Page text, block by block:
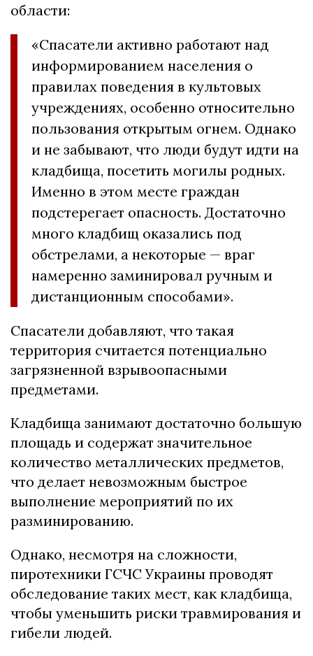
области:
«Спасатели активно работают над
информированием населения о
правилах поведения в культовых
учреждениях, особенно относительно
пользования открытым огнем. Однако
и не забывают, что люди будут идти на
кладбища, посетить могилы родных.
Именно в этом месте граждан
подстерегает опасность. Достаточно
много кладбищ оказались под
обстрелами, а некоторые — враг
намеренно заминировал ручным и
дистанционным способами».
Спасатели добавляют, что такая
территория считается потенциально
загрязненной взрывоопасными
предметами.
Кладбища занимают достаточно большую
площадь и содержат значительное
количество металлических предметов,
что делает невозможным быстрое
выполнение мероприятий по их
разминированию.
Однако, несмотря на сложности,
пиротехники ГСЧС Украины проводят
обследование таких мест, как кладбища,
чтобы уменьшить риски травмирования и
гибели людей.